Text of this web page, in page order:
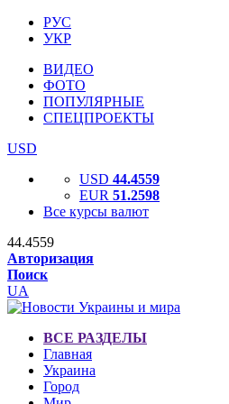
РУС
УКР
ВИДЕО
ФОТО
ПОПУЛЯРНЫЕ
СПЕЦПРОЕКТЫ
USD
USD 44.4559
EUR 51.2598
Все курсы валют
44.4559
Авторизация
Поиск
UA
ВСЕ РАЗДЕЛЫ
Главная
Украина
Город